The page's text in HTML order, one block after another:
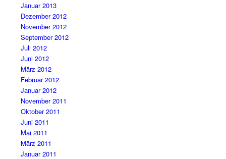
Januar 2013
Dezember 2012
November 2012
September 2012
Juli 2012
Juni 2012
März 2012
Februar 2012
Januar 2012
November 2011
Oktober 2011
Juni 2011
Mai 2011
März 2011
Januar 2011